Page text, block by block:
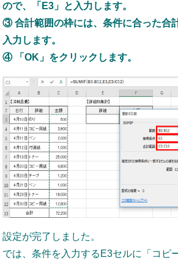
ので、「E3」と入力します。
③ 合計範囲の枠には、条件に合った合
入力します。
④ 「OK」をクリックします。
設定が完了しました。
では、条件を入力するE3セルに「コピ